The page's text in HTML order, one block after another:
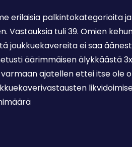
erilaisia palkintokategorioita ja
Vastauksia tuli 39. Omien
joukkuekavereita ei saa
äärimmäisen älykkäästä
ajatellen ettei itse ole